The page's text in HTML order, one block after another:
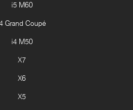
i5 M60
Grand Coupé
i4 M50
X7
X6
X5